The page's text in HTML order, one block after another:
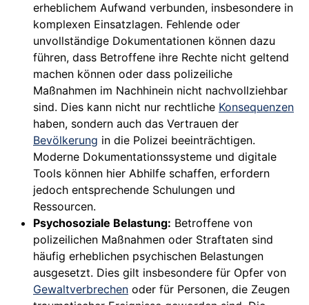
erheblichem Aufwand verbunden, insbesondere in
komplexen Einsatzlagen. Fehlende oder
unvollständige Dokumentationen können dazu
führen, dass Betroffene ihre Rechte nicht geltend
machen können oder dass polizeiliche
Maßnahmen im Nachhinein nicht nachvollziehbar
sind. Dies kann nicht nur rechtliche Konsequenzen
haben, sondern auch das Vertrauen der
Bevölkerung in die Polizei beeinträchtigen.
Moderne Dokumentationssysteme und digitale
Tools können hier Abhilfe schaffen, erfordern
jedoch entsprechende Schulungen und
Ressourcen.
Psychosoziale Belastung: Betroffene von
polizeilichen Maßnahmen oder Straftaten sind
häufig erheblichen psychischen Belastungen
ausgesetzt. Dies gilt insbesondere für Opfer von
Gewaltverbrechen oder für Personen, die Zeugen